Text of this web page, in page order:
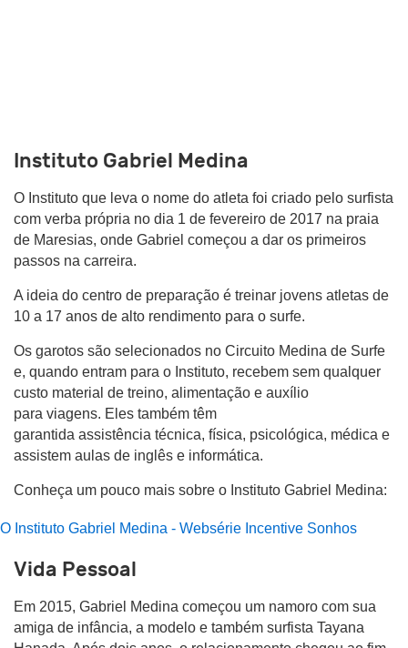
Instituto Gabriel Medina
O Instituto que leva o nome do atleta foi criado pelo surfista
com verba própria no dia 1 de fevereiro de 2017 na praia
de Maresias, onde Gabriel começou a dar os primeiros
passos na carreira.
A ideia do centro de preparação é treinar jovens atletas de
10 a 17 anos de alto rendimento para o surfe.
Os garotos são selecionados no Circuito Medina de Surfe
e, quando entram para o Instituto, recebem sem qualquer
custo material de treino, alimentação e auxílio
para viagens. Eles também têm
garantida assistência técnica, física, psicológica, médica e
assistem aulas de inglês e informática.
Conheça um pouco mais sobre o Instituto Gabriel Medina:
O Instituto Gabriel Medina - Websérie Incentive Sonhos
Vida Pessoal
Em 2015, Gabriel Medina começou um namoro com sua
amiga de infância, a modelo e também surfista Tayana